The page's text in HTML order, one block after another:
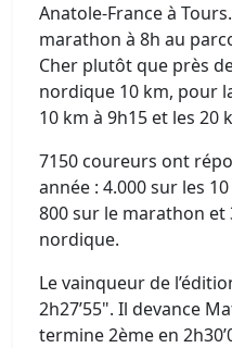
Anatole-France à
marathon à 8h au
Cher plutôt que près
nordique 10 km, pour
10 km à 9h15 et les 20
7150 coureurs ont
année : 4.000 sur les
800 sur le marathon et
nordique.
Le vainqueur de
2h27’55". Il devance
termine 2ème en